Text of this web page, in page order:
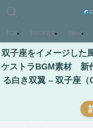
TOP PROFILE Store
双子座をイメージした
ケストラBGM素材 新
る白き双翼 – 双子座